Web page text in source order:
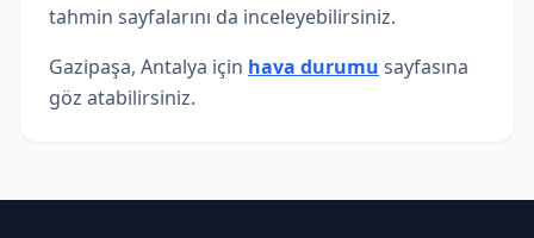
tahmin sayfalarını da inceleyebilirsiniz.
Gazipaşa, Antalya için hava durumu sayfasına
göz atabilirsiniz.